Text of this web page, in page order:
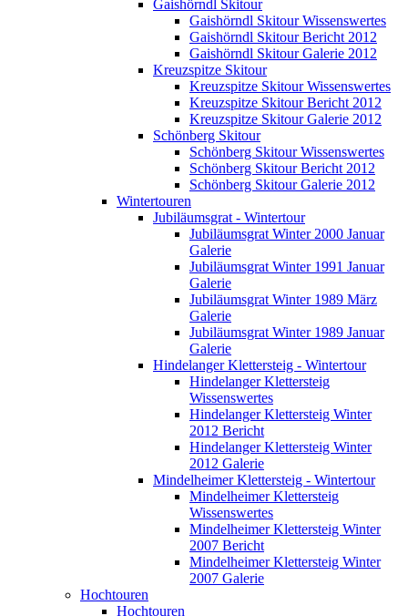
Gaishörndl Skitour
Gaishörndl Skitour Wissenswertes
Gaishörndl Skitour Bericht 2012
Gaishörndl Skitour Galerie 2012
Kreuzspitze Skitour
Kreuzspitze Skitour Wissenswertes
Kreuzspitze Skitour Bericht 2012
Kreuzspitze Skitour Galerie 2012
Schönberg Skitour
Schönberg Skitour Wissenswertes
Schönberg Skitour Bericht 2012
Schönberg Skitour Galerie 2012
Wintertouren
Jubiläumsgrat - Wintertour
Jubiläumsgrat Winter 2000 Januar
Galerie
Jubiläumsgrat Winter 1991 Januar
Galerie
Jubiläumsgrat Winter 1989 März
Galerie
Jubiläumsgrat Winter 1989 Januar
Galerie
Hindelanger Klettersteig - Wintertour
Hindelanger Klettersteig
Wissenswertes
Hindelanger Klettersteig Winter
2012 Bericht
Hindelanger Klettersteig Winter
2012 Galerie
Mindelheimer Klettersteig - Wintertour
Mindelheimer Klettersteig
Wissenswertes
Mindelheimer Klettersteig Winter
2007 Bericht
Mindelheimer Klettersteig Winter
2007 Galerie
Hochtouren
Hochtouren